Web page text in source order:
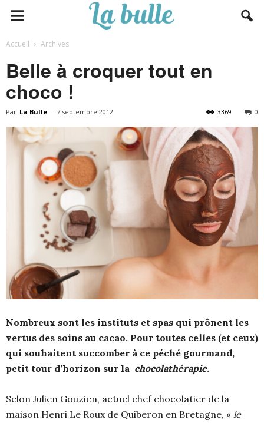
Accueil Archives
Belle à croquer tout en
choco !
Par La Bulle - 7 septembre 2012 0
3369
Nombreux sont les instituts et spas qui prônent les
vertus des soins au cacao. Pour toutes celles (et ceux)
qui souhaitent succomber à ce péché gourmand,
petit tour d’horizon sur la chocolathérapie.
Selon Julien Gouzien, actuel chef chocolatier de la
maison Henri Le Roux de Quiberon en Bretagne, « le